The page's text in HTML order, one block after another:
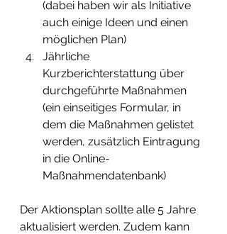
(dabei haben wir als Initiative
auch einige Ideen und einen
möglichen Plan)
Jährliche
Kurzberichterstattung über
durchgeführte Maßnahmen
(ein einseitiges Formular, in
dem die Maßnahmen gelistet
werden, zusätzlich Eintragung
in die Online-
Maßnahmendatenbank)
Der Aktionsplan sollte alle 5 Jahre
aktualisiert werden. Zudem kann